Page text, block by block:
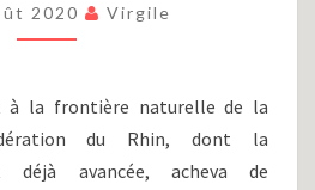
NAPOLÉONIENNES
(PARTIE
LA
CAMPAGNE
DE
2020 Virgile
à la frontière naturelle de la
du Rhin, dont la
déjà avancée, acheva de